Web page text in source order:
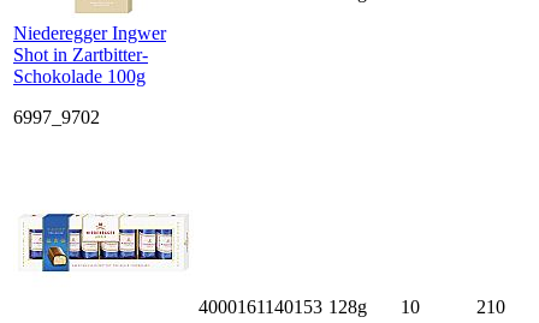
Niederegger Ingwer
Shot in Zartbitter-
Schokolade 100g
6997_9702
4000161140153 128g 10 210